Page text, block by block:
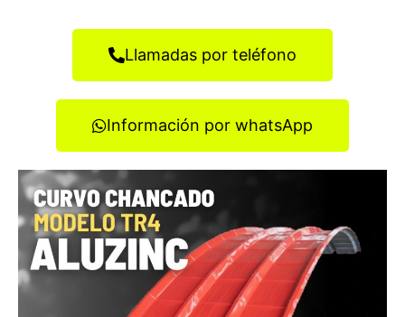
Llamadas por teléfono
Información por whatsApp